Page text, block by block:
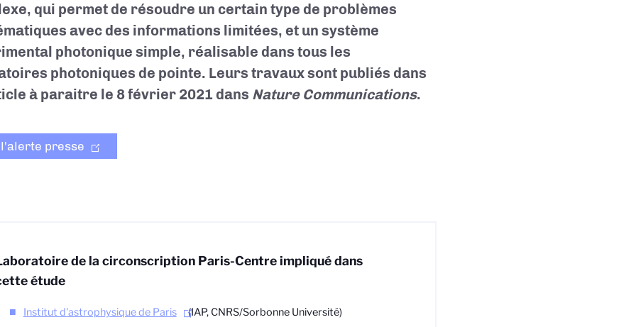
qui permet de résoudre un certain type de problèmes
avec des informations limitées, et un système
photonique simple, réalisable dans tous les
photoniques de pointe. Leurs travaux sont publiés dans
à paraitre le 8 février 2021 dans Nature Communications.
presse
de la circonscription Paris-Centre impliqué dans
étude
Institut d'astrophysique de Paris (IAP, CNRS/Sorbonne Université)